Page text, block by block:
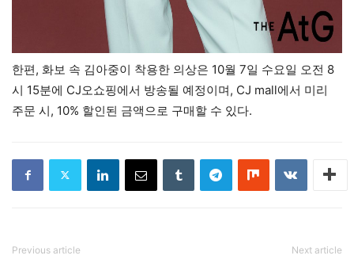
한편, 화보 속 김아중이 착용한 의상은 10월 7일 수요일 오전 8
시 15분에 CJ오쇼핑에서 방송될 예정이며, CJ mall에서 미리
주문 시, 10% 할인된 금액으로 구매할 수 있다.
Previous article Next article